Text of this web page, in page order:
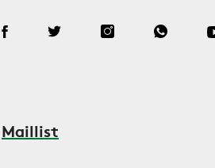
Maillist